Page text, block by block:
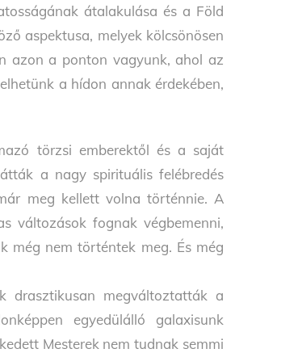
átalakulása és a Föld
aspektusa, melyek kölcsönösen
azon a ponton vagyunk, ahol az
a hídon annak érdekében,
törzsi emberektől és a saját
a nagy spirituális felébredés
meg kellett volna történnie. A
változások fognak végbemenni,
még nem történtek meg. És még
drasztikusan megváltoztatták a
egyedülálló galaxisunk
Mesterek nem tudnak semmi